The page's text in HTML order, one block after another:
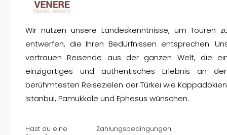
Wir nutzen unsere Landeskenntnisse, um Touren
entwerfen, die Ihren Bedürfnissen entsprechen.
vertrauen Reisende aus der ganzen Welt, die
einzigartiges und authentisches Erlebnis an
berühmtesten Reisezielen der Türkei wie
Istanbul, Pamukkale und Ephesus wünschen.
Hast du eine
Zahlungsbedingungen